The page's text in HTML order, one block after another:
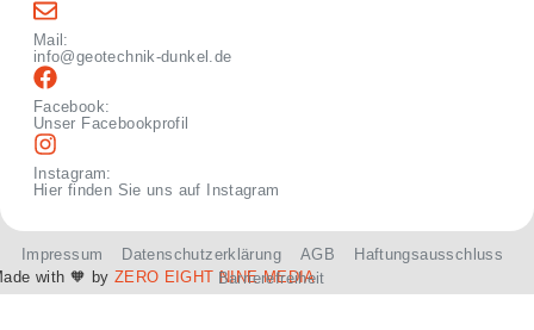
Mail:
info@geotechnik-dunkel.de
Facebook:
Unser Facebookprofil
Instagram:
Hier finden Sie uns auf Instagram
Impressum Datenschutzerklärung AGB
Haftungsausschluss
Barrierefreiheit
with 🧡 by ZERO EIGHT NINE MEDIA